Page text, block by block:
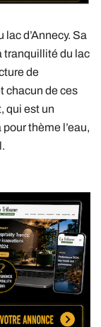
d’Annecy. Sa
tranquillité du lac
de
chacun de ces
qui est un
thème l’eau,